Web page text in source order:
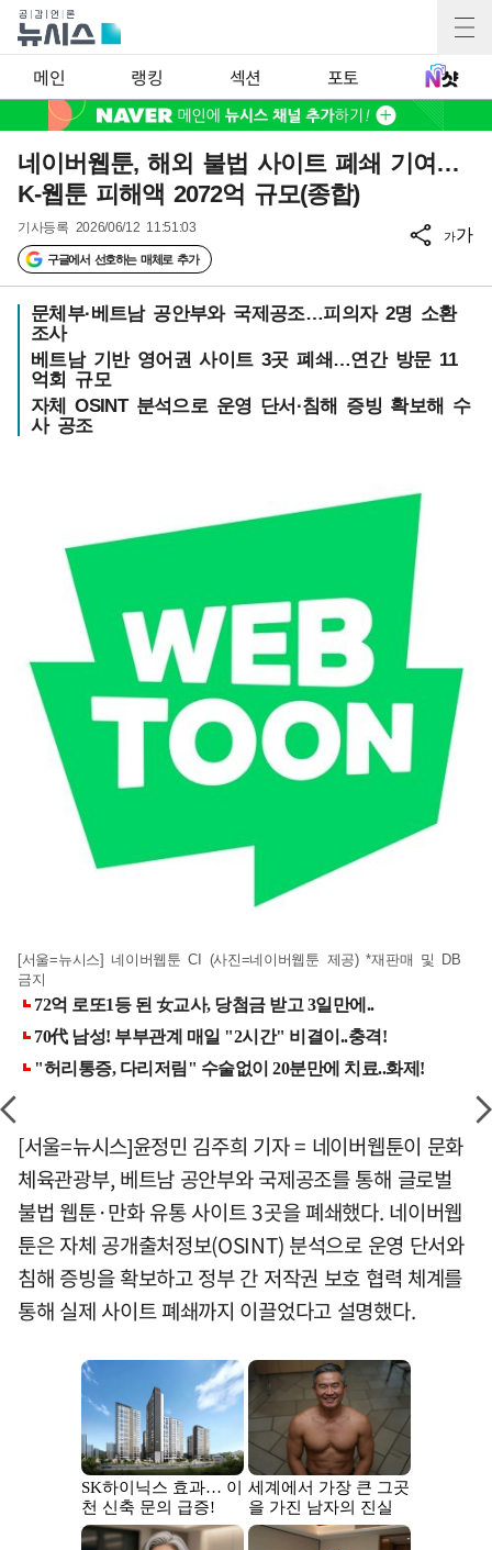
메인 랭킹 섹션 포토
네이버웹툰, 해외 불법 사이트 폐쇄 기여…
K-웹툰 피해액 2072억 규모(종합)
기사등록 2026/06/12 11:51:03
구글에서 선호하는 매체로 추가
가가
문체부·베트남 공안부와 국제공조…피의자 2명 소환
조사
베트남 기반 영어권 사이트 3곳 폐쇄…연간 방문 11
억회 규모
자체 OSINT 분석으로 운영 단서·침해 증빙 확보해 수
사 공조
[서울=뉴시스] 네이버웹툰 CI (사진=네이버웹툰 제공) *재판매 및 DB
금지
[서울=뉴시스]윤정민 김주희 기자 = 네이버웹툰이 문화
체육관광부, 베트남 공안부와 국제공조를 통해 글로벌
불법 웹툰·만화 유통 사이트 3곳을 폐쇄했다. 네이버웹
툰은 자체 공개출처정보(OSINT) 분석으로 운영 단서와
침해 증빙을 확보하고 정부 간 저작권 보호 협력 체계를
통해 실제 사이트 폐쇄까지 이끌었다고 설명했다.